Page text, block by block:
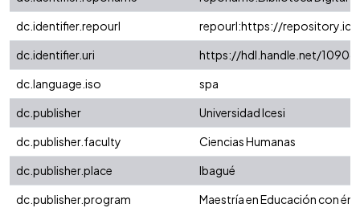
dc.identifier.repourl
repourl:https://
dc.identifier.uri
https://hdl.handle.net/
dc.language.iso
spa
dc.publisher
Universidad Icesi
dc.publisher.faculty
Ciencias Humanas
dc.publisher.place
Ibagué
dc.publisher.program
Maestría en Educación con